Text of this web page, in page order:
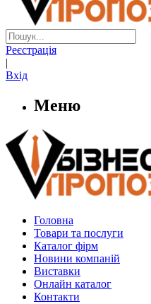
Реєстрація
|
Вхід
Меню
Головна
Товари та послуги
Каталог фірм
Новини компаній
Виставки
Онлайн каталог
Контакти